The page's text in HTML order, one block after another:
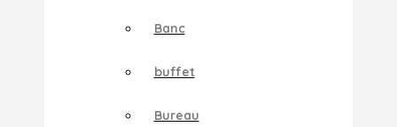
Banc
buffet
Bureau